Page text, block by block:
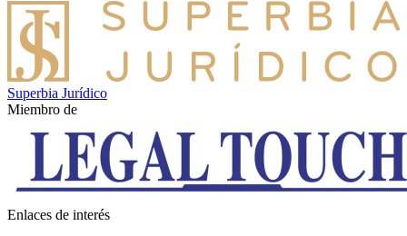
Superbia Jurídico
Miembro de
Enlaces de interés